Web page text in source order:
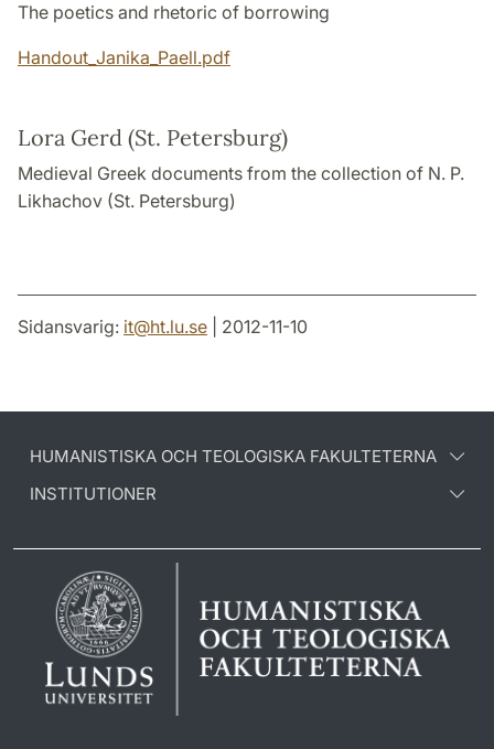
The poetics and rhetoric of borrowing
Handout_Janika_Paell.pdf
Lora Gerd (St. Petersburg)
Medieval Greek documents from the collection of N. P.
Likhachov (St. Petersburg)
Sidansvarig: it@ht.lu.se | 2012-11-10
HUMANISTISKA OCH TEOLOGISKA FAKULTETERNA
INSTITUTIONER